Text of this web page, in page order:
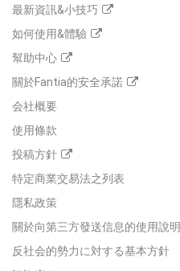
最新資訊&小技巧
如何使用&體驗
幫助中心
關於Fantia的安全承諾
会社概要
使用條款
投稿方針
特定商業交易法之列表
隱私政策
關於向第三方發送信息的使用說明
反社会的勢力に対する基本方針